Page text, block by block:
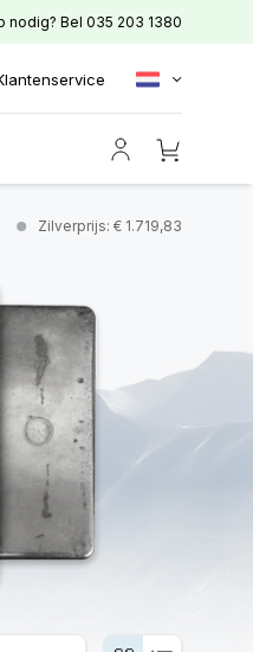
nodig? Bel 035 203 1380
Zilverprijs: € 1.719,83